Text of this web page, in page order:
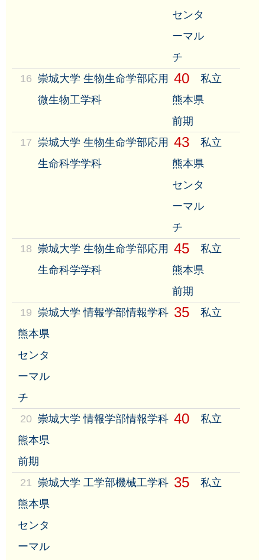
センタ
ーマル
チ
16 崇城大学 生物生命学部応用
微生物工学科
40
私立
熊本県
前期
17 崇城大学 生物生命学部応用
生命科学学科
43
私立
熊本県
センタ
ーマル
チ
18 崇城大学 生物生命学部応用
生命科学学科
45
私立
熊本県
前期
19 崇城大学 情報学部情報学科 35
私立
熊本県
センタ
ーマル
チ
20 崇城大学 情報学部情報学科 40
私立
熊本県
前期
21
崇城大学 工学部機械工学科 35
私立
熊本県
センタ
ーマル